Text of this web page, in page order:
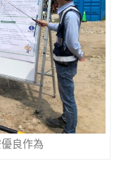
良作為